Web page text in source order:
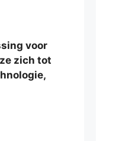
voor
zich tot